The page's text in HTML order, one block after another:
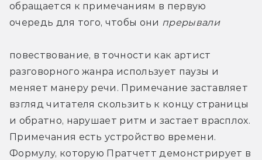
обращается к примечаниям в первую
очередь для того, чтобы они прерывали
повествование, в точности как артист
разговорного жанра использует паузы и
меняет манеру речи. Примечание заставляет
взгляд читателя скользить к концу страницы
и обратно, нарушает ритм и застает врасплох.
Примечания есть устройство времени.
Формулу, которую Пратчетт демонстрирует в